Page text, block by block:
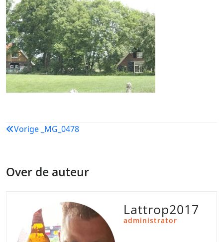
Bericht
Vorige _MG_0478
Over de auteur
Lattrop2017
administrator